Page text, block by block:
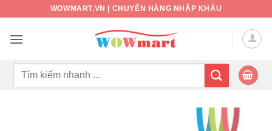
nội
WOWMART.VN | CHUYÊN HÀNG NHẬP KHẨU
Tìm